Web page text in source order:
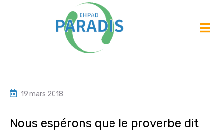
19 mars 2018
Nous espérons que le proverbe dit